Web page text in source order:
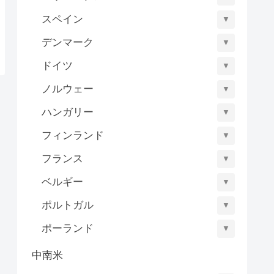
スペイン ▼
デンマーク ▼
ドイツ ▼
ノルウェー ▼
ハンガリー ▼
フィンランド ▼
フランス ▼
ベルギー ▼
ポルトガル ▼
ポーランド ▼
中南米